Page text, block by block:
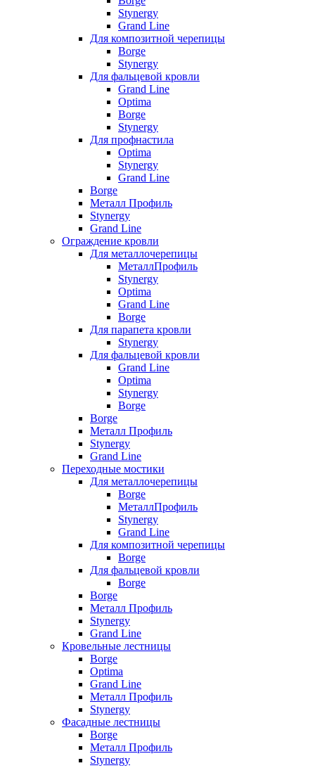
Stynergy
Grand Line
Для композитной черепицы
Borge
Stynergy
Для фальцевой кровли
Grand Line
Optima
Borge
Stynergy
Для профнастила
Optima
Stynergy
Grand Line
Borge
Металл Профиль
Stynergy
Grand Line
Ограждение кровли
Для металлочерепицы
МеталлПрофиль
Stynergy
Optima
Grand Line
Borge
Для парапета кровли
Stynergy
Для фальцевой кровли
Grand Line
Optima
Stynergy
Borge
Borge
Металл Профиль
Stynergy
Grand Line
Переходные мостики
Для металлочерепицы
Borge
МеталлПрофиль
Stynergy
Grand Line
Для композитной черепицы
Borge
Для фальцевой кровли
Borge
Borge
Металл Профиль
Stynergy
Grand Line
Кровельные лестницы
Borge
Optima
Grand Line
Металл Профиль
Stynergy
Фасадные лестницы
Borge
Металл Профиль
Stynergy